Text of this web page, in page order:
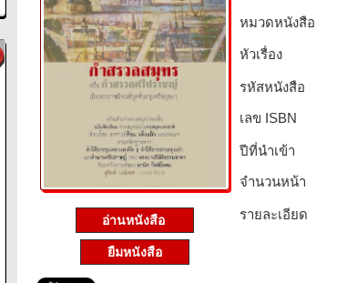
อ่านหนังสือ
ยืมหนังสือ
หมวดหนังสือ­
หัวเรื่อง
รหัสหนังสือ­
เลข ISBN
ปีที่นำเข้า
จำนวนหน้า
รายละเอียด